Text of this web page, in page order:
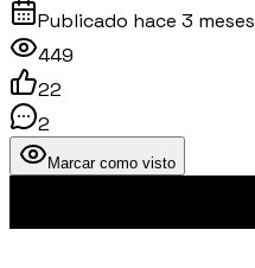
Publicado hace 3 meses
449
22
2
Marcar como visto